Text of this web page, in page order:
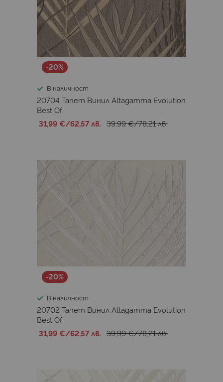
-20%
В наличност
20704 Тапет Винил Altagamma Evolution
Best Of
31,99 €/62,57 лв. 39,99 €/78,21 лв.
-20%
В наличност
20702 Тапет Винил Altagamma Evolution
Best Of
31,99 €/62,57 лв. 39,99 €/78,21 лв.